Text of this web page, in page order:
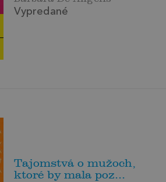
Vypredané
Tajomstvá o mužoch,
ktoré by mala poz...